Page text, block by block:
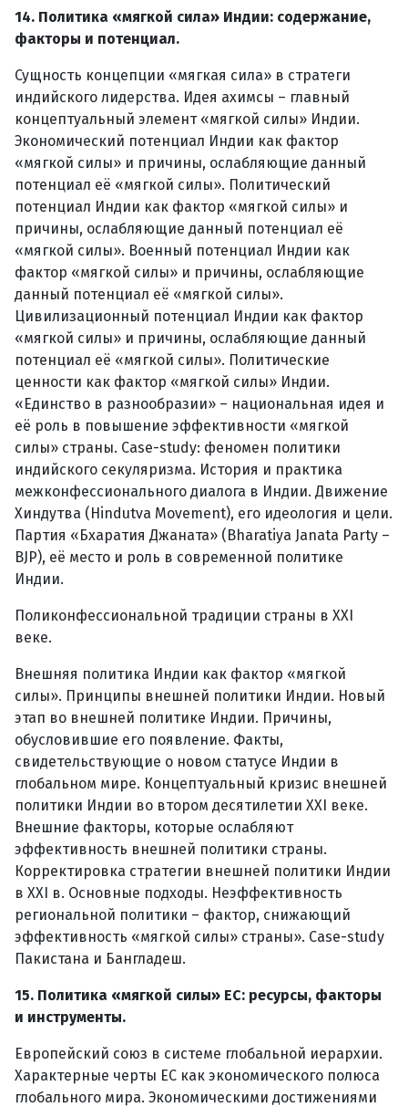
14. Политика «мягкой сила» Индии: содержание,
факторы и потенциал.
Сущность концепции «мягкая сила» в стратеги
индийского лидерства. Идея ахимсы – главный
концептуальный элемент «мягкой силы» Индии.
Экономический потенциал Индии как фактор
«мягкой силы» и причины, ослабляющие данный
потенциал её «мягкой силы». Политический
потенциал Индии как фактор «мягкой силы» и
причины, ослабляющие данный потенциал её
«мягкой силы». Военный потенциал Индии как
фактор «мягкой силы» и причины, ослабляющие
данный потенциал её «мягкой силы».
Цивилизационный потенциал Индии как фактор
«мягкой силы» и причины, ослабляющие данный
потенциал её «мягкой силы». Политические
ценности как фактор «мягкой силы» Индии.
«Единство в разнообразии» – национальная идея и
её роль в повышение эффективности «мягкой
силы» страны. Case-study: феномен политики
индийского секуляризма. История и практика
межконфессионального диалога в Индии. Движение
Хиндутва (Hindutva Movement), его идеология и цели.
Партия «Бхаратия Джаната» (Bharatiya Janata Party –
BJP), её место и роль в современной политике
Индии.
Поликонфессиональной традиции страны в XXI
веке.
Внешняя политика Индии как фактор «мягкой
силы». Принципы внешней политики Индии. Новый
этап во внешней политике Индии. Причины,
обусловившие его появление. Факты,
свидетельствующие о новом статусе Индии в
глобальном мире. Концептуальный кризис внешней
политики Индии во втором десятилетии XXI веке.
Внешние факторы, которые ослабляют
эффективность внешней политики страны.
Корректировка стратегии внешней политики Индии
в XXI в. Основные подходы. Неэффективность
региональной политики – фактор, снижающий
эффективность «мягкой силы» страны». Case-study
Пакистана и Бангладеш.
15. Политика «мягкой силы» ЕС: ресурсы, факторы
и инструменты.
Европейский союз в системе глобальной иерархии.
Характерные черты ЕС как экономического полюса
глобального мира. Экономическими достижениями